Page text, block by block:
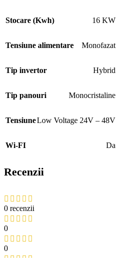
Stocare (Kwh) 16 KW
Tensiune alimentare Monofazat
Tip invertor Hybrid
Tip panouri Monocristaline
TensiuneLow Voltage 24V – 48V
Wi-FI Da
Recenzii
0 recenzii
0
0